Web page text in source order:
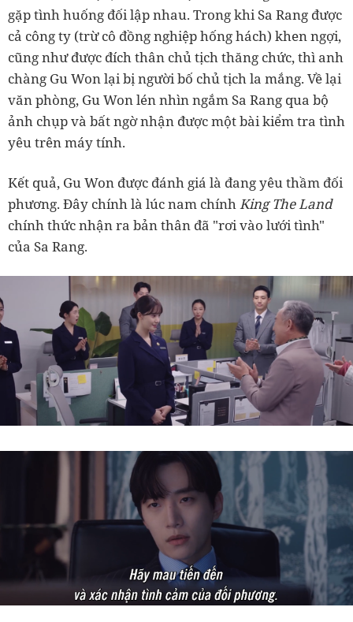
gặp tình huống đối lập nhau. Trong khi Sa Rang được
cả công ty (trừ cô đồng nghiệp hống hách) khen ngợi,
cũng như được đích thân chủ tịch thăng chức, thì anh
chàng Gu Won lại bị người bố chủ tịch la mắng. Về lại
văn phòng, Gu Won lén nhìn ngắm Sa Rang qua bộ
ảnh chụp và bất ngờ nhận được một bài kiểm tra tình
yêu trên máy tính.
Kết quả, Gu Won được đánh giá là đang yêu thầm đối
phương. Đây chính là lúc nam chínhKing The Land
chính thức nhận ra bản thân đã "rơi vào lưới tình"
của Sa Rang.